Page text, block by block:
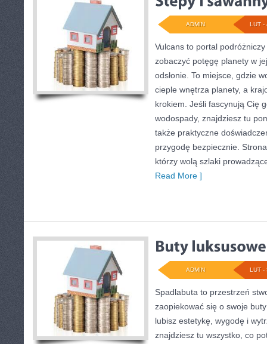
LUT -
ADMIN
Vulcans to portal
zobaczyć potęgę planety w
odsłonie. To miejsce, gdzie
cieple wnętrza planety, a
krokiem. Jeśli fascynują Cię
wodospady, znajdziesz tu
także praktyczne
przygodę bezpiecznie.
którzy wolą szlaki
Read More ]
LUT -
ADMIN
Spadlabuta to przestrzeń
zaopiekować się o swoje
lubisz estetykę, wygodę i
znajdziesz tu wszystko, co